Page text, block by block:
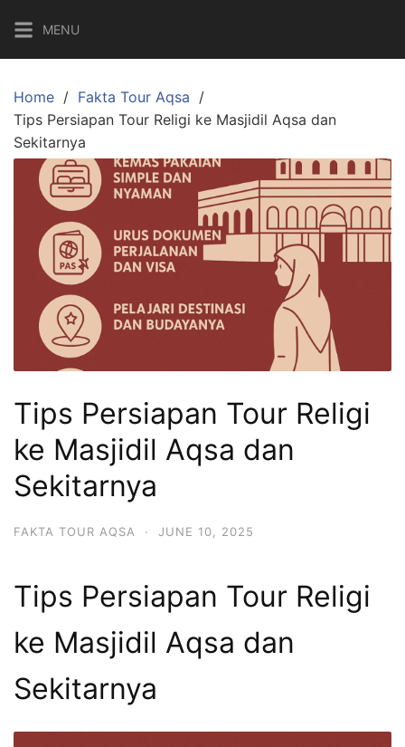
content
MENU
Home
Fakta Tour Aqsa
Tips Persiapan Tour Religi ke Masjidil Aqsa dan
Sekitarnya
Tips Persiapan Tour Religi
ke Masjidil Aqsa dan
Sekitarnya
FAKTA TOUR AQSA · JUNE 10, 2025
Tips Persiapan Tour Religi
ke Masjidil Aqsa dan
Sekitarnya